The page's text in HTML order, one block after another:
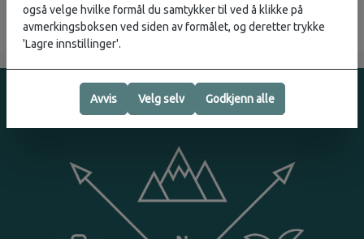
også velge hvilke formål du samtykker til ved å klikke på
avmerkingsboksen ved siden av formålet, og deretter trykke
'Lagre innstillinger'.
Avvis Velg selv Godkjenn alle